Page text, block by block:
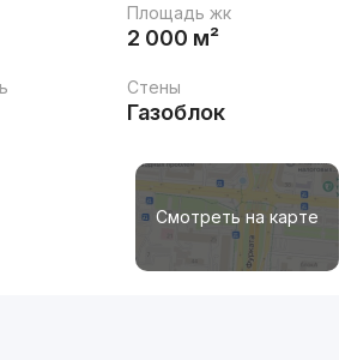
Площадь жк
2 000 м²
Стены
Газоблок
Смотреть на карте